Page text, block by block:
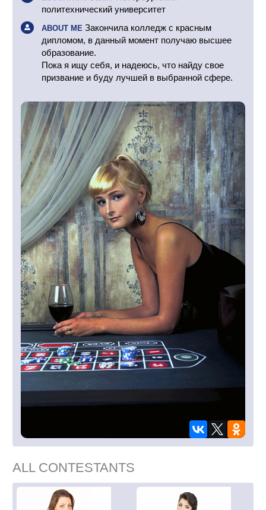
политехнический университет
ABOUT ME Закончила колледж с красным
дипломом, в данный момент получаю высшее
образование.
Пока я ищу себя, и надеюсь, что найду свое
призвание и буду лучшей в выбранной сфере.
ALL CONTESTANTS